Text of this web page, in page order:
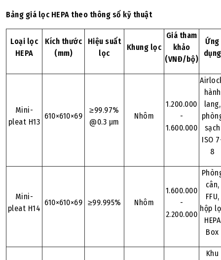
Bảng giá lọc HEPA theo thông số kỹ thuật
Loại lọc
HEPA
Kích thước
(mm)
Hiệu suất
lọc
Khung lọc
Giá tham
khảo
(VNĐ/bộ)
Ứng
dụng
Mini-
pleat H13
610×610×69
≥99.97%
@0.3 µm
Nhôm
1.200.000
-
1.600.000
hành
lang,
sạch
ISO
8
Mini-
pleat H14
610×610×69 ≥99.995% Nhôm
1.600.000
-
2.200.000
cân,
FFU,
hộp
HEPA
Box
Khu